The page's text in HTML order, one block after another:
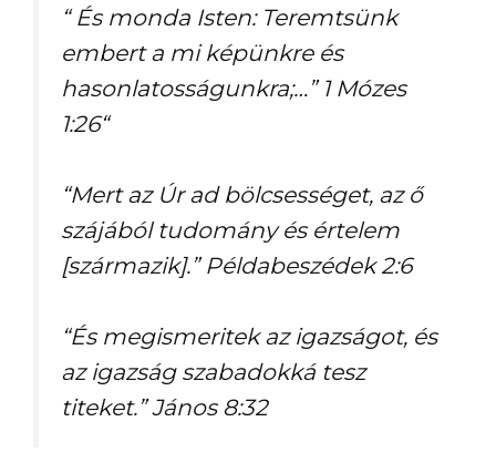
“ És monda Isten: Teremtsünk
embert a mi képünkre és
hasonlatosságunkra;…”1 Mózes
1:26“
“Mert az Úr ad bölcsességet, az ő
szájából tudomány és értelem
[származik].”Példabeszédek 2:6
“És megismeritek az igazságot, és
az igazság szabadokká tesz
titeket.”János 8:32